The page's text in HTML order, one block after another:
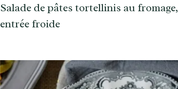
Salade de pâtes tortellinis au fromage,
entrée froide